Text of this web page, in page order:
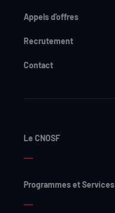
Appels d'offres
Recrutement
Contact
Le CNOSF
Programmes et Services